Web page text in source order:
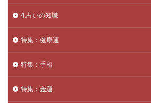
4.占いの知識
特集：健康運
特集：手相
特集：金運